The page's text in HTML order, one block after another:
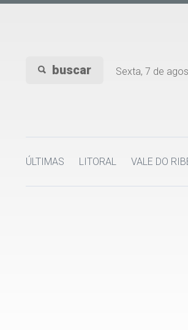
buscar Sexta, 7 de
ÚLTIMAS LITORAL VALE DO